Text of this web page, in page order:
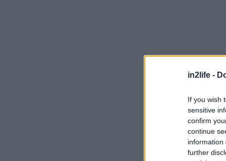
in2life -
If you wish
sensitive
confirm
continue
information
further